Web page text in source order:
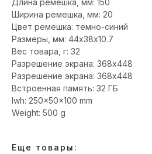
Длина ремешка, мм: 150
Ширина ремешка, мм: 20
Цвет ремешка: темно-синий
Размеры, мм: 44х38х10.7
Вес товара, г: 32
Разрешение экрана: 368x448
Разрешение экрана: 368x448
Встроенная память: 32 ГБ
lwh: 250x50x100 mm
Weight: 500 g
Еще товары: